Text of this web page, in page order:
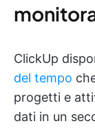
ClickUp
del tempo
progetti e
dati in un